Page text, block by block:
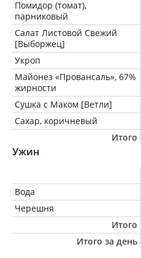
Помидор (томат),
парниковый
Салат Листовой Свежий
[Выборжец]
Укроп
Майонез «Провансаль», 67%
жирности
Сушка с Маком [Ветли]
Сахар, коричневый
Итого
Ужин
Вода
Черешня
Итого
Итого за день